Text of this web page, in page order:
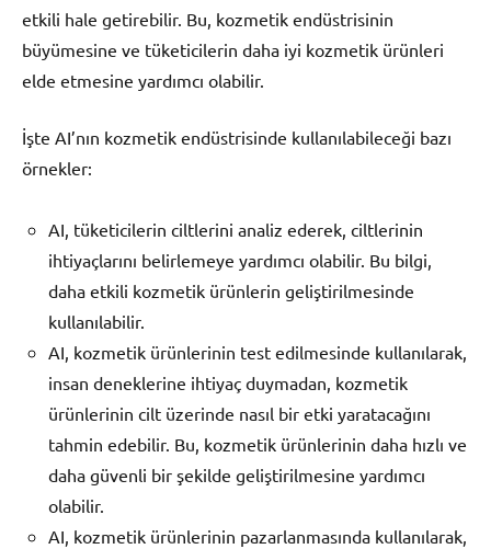
etkili hale getirebilir. Bu, kozmetik endüstrisinin
büyümesine ve tüketicilerin daha iyi kozmetik ürünleri
elde etmesine yardımcı olabilir.
İşte AI’nın kozmetik endüstrisinde kullanılabileceği bazı
örnekler:
AI, tüketicilerin ciltlerini analiz ederek, ciltlerinin
ihtiyaçlarını belirlemeye yardımcı olabilir. Bu bilgi,
daha etkili kozmetik ürünlerin geliştirilmesinde
kullanılabilir.
AI, kozmetik ürünlerinin test edilmesinde kullanılarak,
insan deneklerine ihtiyaç duymadan, kozmetik
ürünlerinin cilt üzerinde nasıl bir etki yaratacağını
tahmin edebilir. Bu, kozmetik ürünlerinin daha hızlı ve
daha güvenli bir şekilde geliştirilmesine yardımcı
olabilir.
AI, kozmetik ürünlerinin pazarlanmasında kullanılarak,